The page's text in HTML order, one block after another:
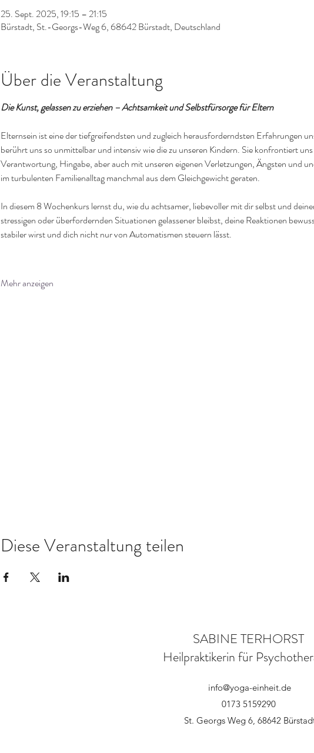
25. Sept. 2025, 19:15 – 21:15
Bürstadt, St.-Georgs-Weg 6, 68642 Bürstadt, Deutschland
Über die Veranstaltung
Die Kunst, gelassen zu erziehen – Achtsamkeit und Selbstfürsorge für Eltern
Elternsein ist eine der tiefgreifendsten und zugleich herausforderndsten Erfahrungen
berührt uns so unmittelbar und intensiv wie die zu unseren Kindern. Sie konfrontiert
Verantwortung, Hingabe, aber auch mit unseren eigenen Verletzungen, Ängsten und
im turbulenten Familienalltag manchmal aus dem Gleichgewicht geraten.
In diesem 8 Wochenkurs lernst du, wie du achtsamer, liebevoller mit dir selbst und
stressigen oder überfordernden Situationen gelassener bleibst, deine Reaktionen
stabiler wirst und dich nicht nur von Automatismen steuern lässt.
Mehr anzeigen
Diese Veranstaltung teilen
SABINE TERHORST
Heilpraktikerin für
info@yoga-einheit.de
0173 5159290
St. Georgs Weg 6, 68642